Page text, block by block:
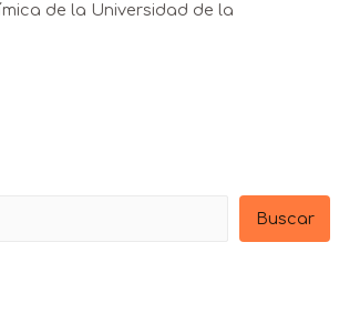
Buscar
de la Universidad de la